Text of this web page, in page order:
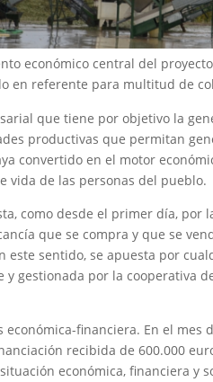
económico central del
en referente para multitud de
que tiene por objetivo la
productivas que permitan
convertido en el motor
vida de las personas del pueblo.
como desde el primer día,
que se compra y que se
este sentido, se apuesta por
gestionada por la cooperativa
financiera. En el
recibida de 600.000
económica, financiera